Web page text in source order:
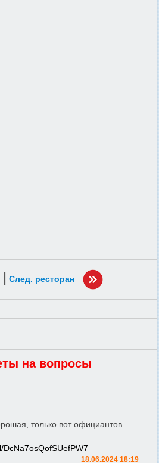
| След. ресторан
на вопросы
только вот официантов
18.06.2024 18:19